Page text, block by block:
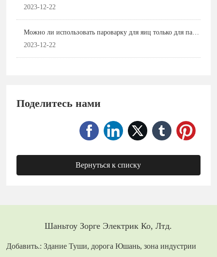
2023-12-22
Можно ли использовать пароварку для яиц только для пара
яиц? Не поймите меня неправильно! Это артефакт завтрака
2023-12-22
Поделитесь нами
Вернуться к списку
Шаньтоу Зорге Электрик Ко, Лтд.
Добавить.: Здание Туши, дорога Юшань, зона индустрии